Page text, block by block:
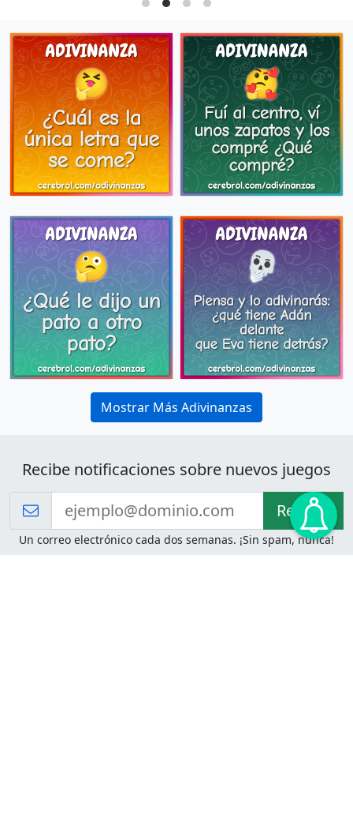
Mostrar Más Adivinanzas
Recibe notificaciones sobre nuevos juegos
Recibir!
Un correo electrónico cada dos semanas. ¡Sin spam, nunca!